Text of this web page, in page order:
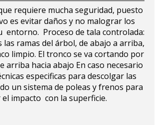
requiere mucha seguridad, puesto
es evitar daños y no malograr los
entorno. Proceso de tala controlada:
las ramas del árbol, de abajo a arriba,
limpio. El tronco se va cortando por
arriba hacia abajo En caso necesario
especificas para descolgar las
un sistema de poleas y frenos para
impacto con la superficie.